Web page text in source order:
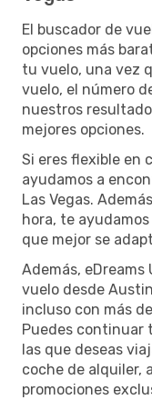
El buscador de
opciones más
tu vuelo, una vez
vuelo, el número
nuestros
mejores opciones.
Si eres flexible en
ayudamos a
Las Vegas.
hora, te
que mejor se
Además,
vuelo desde
incluso con más
Puedes continuar
las que deseas
coche de alquiler,
promociones